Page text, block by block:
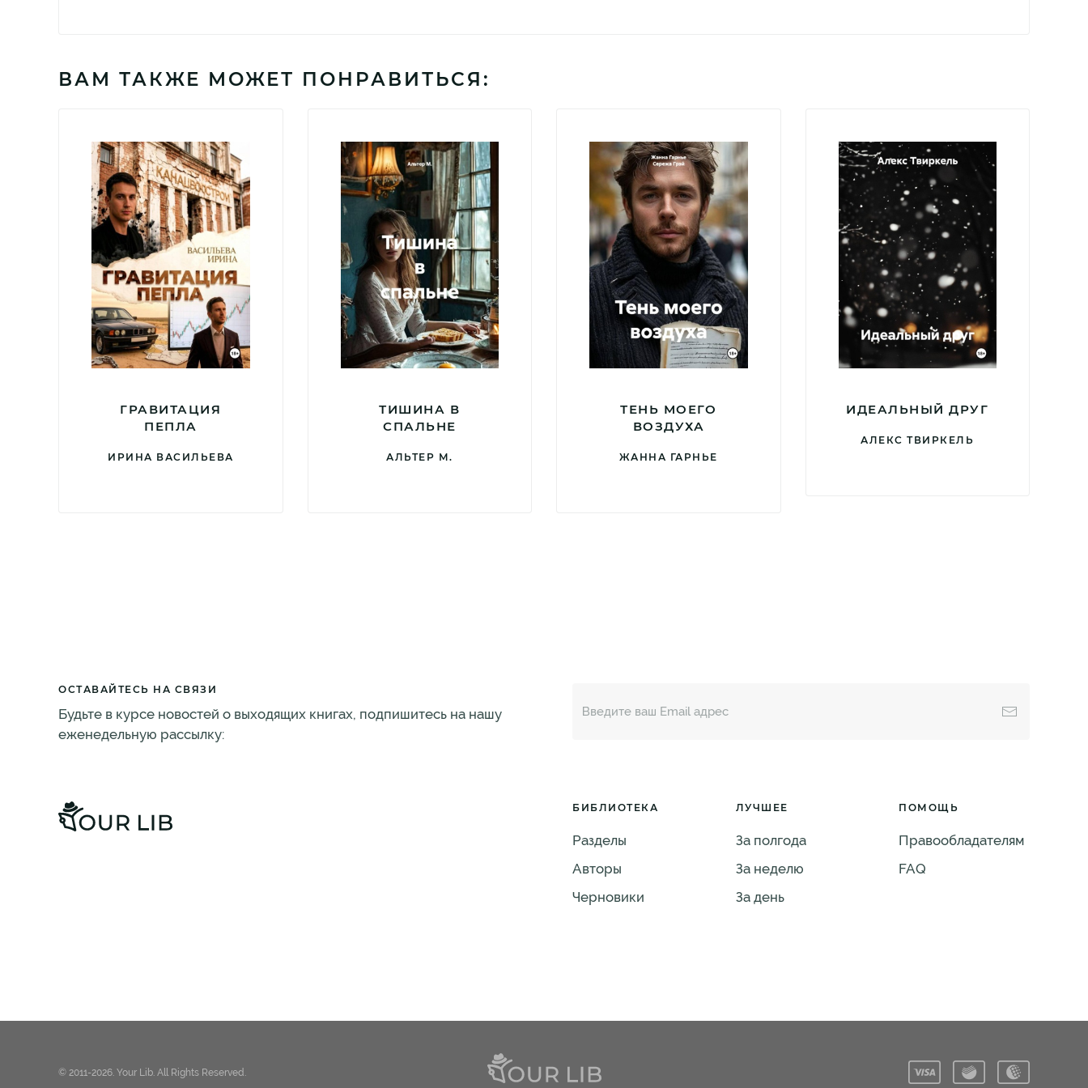
ВАМ ТАКЖЕ МОЖЕТ ПОНРАВИТЬСЯ:
ГРАВИТАЦИЯ
ПЕПЛА
ИРИНА ВАСИЛЬЕВА
ТИШИНА В
СПАЛЬНЕ
АЛЬТЕР М.
ТЕНЬ МОЕГО
ВОЗДУХА
ЖАННА ГАРНЬЕ
ИДЕАЛЬНЫЙ ДРУГ
АЛЕКС ТВИРКЕЛЬ
ОСТАВАЙТЕСЬ НА СВЯЗИ
Будьте в курсе новостей о выходящих книгах, подпишитесь на нашу
еженедельную рассылку:
БИБЛИОТЕКА
Разделы
Авторы
Черновики
ЛУЧШЕЕ
За полгода
За неделю
За день
ПОМОЩЬ
Правообладателям
FAQ
© 2011-2026. Your Lib. All Rights Reserved.